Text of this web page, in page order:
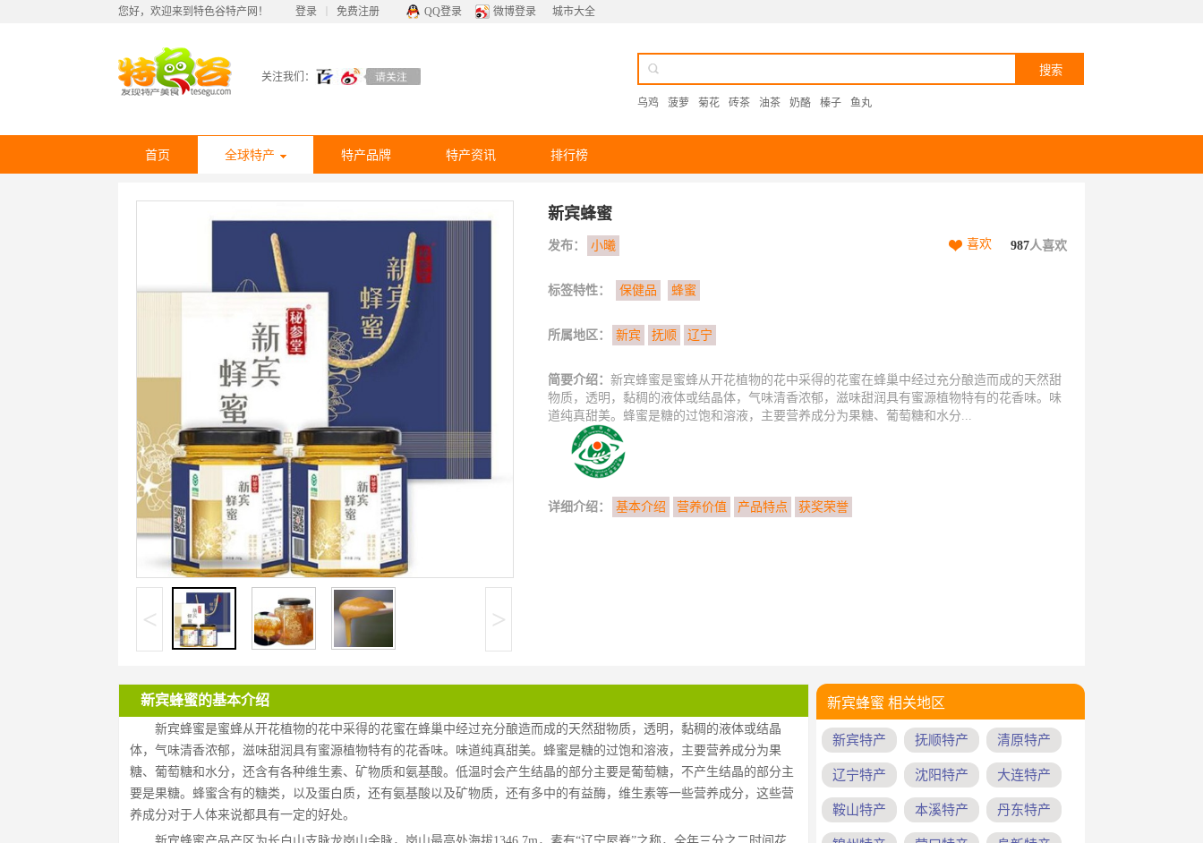
您好，欢迎来到特色谷特产网！ 登录 免费注册 QQ登录 微博登录 城市大全
关注我们：
乌鸡 菠萝 菊花 砖茶 油茶 奶酪 榛子 鱼丸
首页 全球特产 特产品牌 特产资讯 排行榜
< >
新宾蜂蜜
发布： 小曦 喜欢 987人喜欢
标签特性： 保健品 蜂蜜
所属地区： 新宾 抚顺 辽宁
简要介绍： 新宾蜂蜜是蜜蜂从开花植物的花中采得的花蜜在蜂巢中经过充分酿造而成的天然甜
物质，透明，黏稠的液体或结晶体，气味清香浓郁，滋味甜润具有蜜源植物特有的花香味。味
道纯真甜美。蜂蜜是糖的过饱和溶液，主要营养成分为果糖、葡萄糖和水分...
详细介绍： 基本介绍 营养价值 产品特点 获奖荣誉
新宾蜂蜜的基本介绍
新宾蜂蜜是蜜蜂从开花植物的花中采得的花蜜在蜂巢中经过充分酿造而成的天然甜物质，透明，黏稠的液体或结晶
体，气味清香浓郁，滋味甜润具有蜜源植物特有的花香味。味道纯真甜美。蜂蜜是糖的过饱和溶液，主要营养成分为果
糖、葡萄糖和水分，还含有各种维生素、矿物质和氨基酸。低温时会产生结晶的部分主要是葡萄糖，不产生结晶的部分主
要是果糖。蜂蜜含有的糖类，以及蛋白质，还有氨基酸以及矿物质，还有多中的有益酶，维生素等一些营养成分，这些营
养成分对于人体来说都具有一定的好处。
新宾蜂蜜 相关地区
新宾特产 抚顺特产 清原特产
辽宁特产 沈阳特产 大连特产
鞍山特产 本溪特产 丹东特产